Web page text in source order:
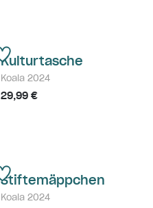
Kulturtasche
Koala 2024
29,99 €
Stiftemäppchen
Koala 2024